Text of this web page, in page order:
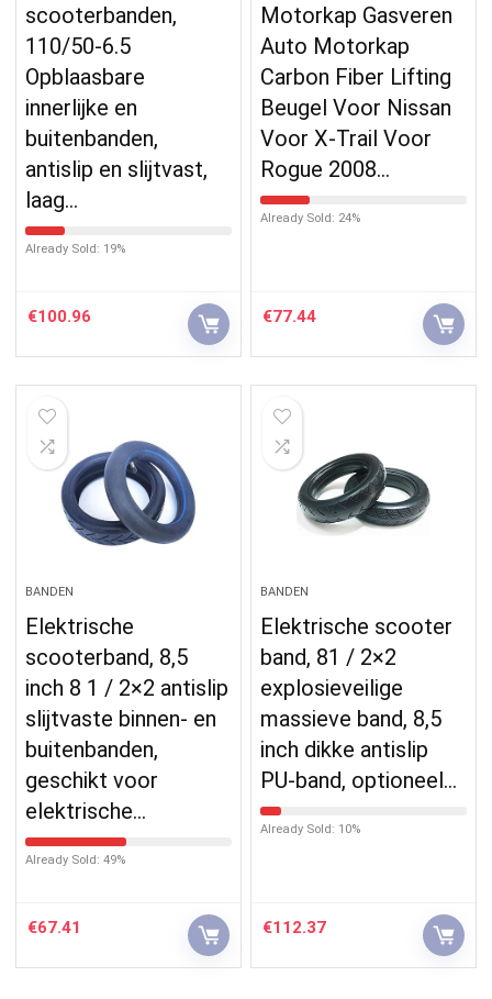
scooterbanden,
110/50-6.5
Opblaasbare
innerlijke en
buitenbanden,
antislip en slijtvast,
laag…
Already Sold: 19%
€100.96
Motorkap Gasveren
Auto Motorkap
Carbon Fiber Lifting
Beugel Voor Nissan
Voor X-Trail Voor
Rogue 2008…
Already Sold: 24%
€77.44
BANDEN
Elektrische
scooterband, 8,5
inch 8 1 / 2×2 antislip
slijtvaste binnen- en
buitenbanden,
geschikt voor
elektrische…
Already Sold: 49%
€67.41
BANDEN
Elektrische scooter
band, 81 / 2×2
explosieveilige
massieve band, 8,5
inch dikke antislip
PU-band, optioneel…
Already Sold: 10%
€112.37